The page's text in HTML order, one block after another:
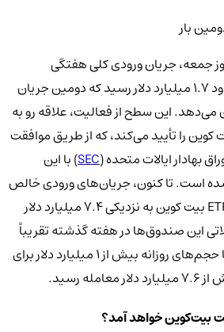
بار
جمعه، جریان ورودی کلی هفتگی
همچنان قوی بود و به حدود 1.7 میلیارد دلار رسید که دومین جریان
می‌دهد. این سطح از فعالیت، علاقه رو به
را تأیید می‌کند، که از طریق موافقت
بهادار ایالات متحده (SEC) با این
است. تا کنون، جریان‌های ورودی خالص
ترکیبی این صندوق‌های ETF بیت کوین به نزدیکی 7.4 میلیارد دلار
این صندوق‌ها در هفته گذشته تقریباً
22 میلیارد دلار بوده، که با حجم‌های روزانه بیش از 1 میلیارد دلار برای
بیت‌کوین خواهد آمد؟